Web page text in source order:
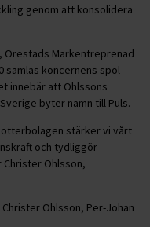
genom att konsolidera
Örestads Markentreprenad
samlas koncernens spol-
innebär att Ohlssons
byter namn till Puls.
stärker vi vårt
och tydliggör
Ohlsson,
Ohlsson, Per-Johan